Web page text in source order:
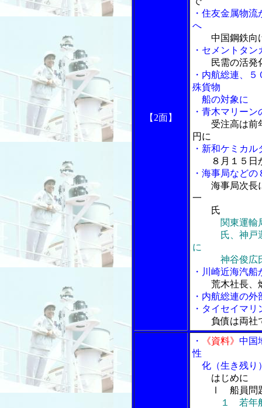
【2面】
・住友金属物
へ
中国鋼鉄向
・セメントタ
民需の活発
・内航総連、
殊貨物
船の対象に
・青木マリー
受注高は前
円に
・新和ケミカ
８月１５日
・海事局など
海事局次長
一
氏
関東運輸
氏、神戸運
に
神谷俊広氏
・川崎近海汽
荒木社長、
・内航総連の
・タイセイマ
負債は両社
・ 《資料》 中国
性
化（生き残り
はじめに
Ⅰ 船員問
１ 若年